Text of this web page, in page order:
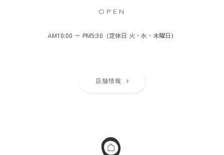
OPEN
AM10:00 ～ PM5:30（定休日 火・水・木曜日）
店舗情報